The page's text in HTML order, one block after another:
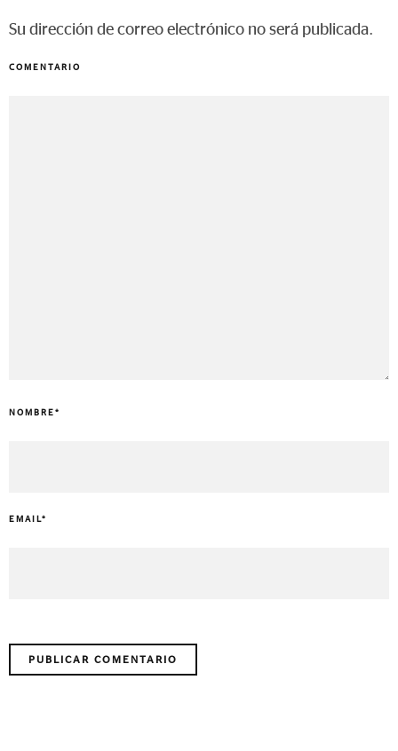
Su dirección de correo electrónico no será publicada.
COMENTARIO
NOMBRE *
EMAIL*